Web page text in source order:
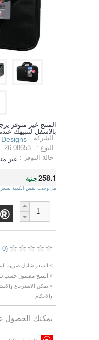
المنتج غير متوفر
بالاسفل لتنبيهك
الشركة :
النوع :
26-08653
حالة التوفر : غير
258.1جنية
هل وجدت نفس الكمية
(0 التقييمات)
> السعر شامل ضريبة
> المنتج مضمون حسب
والاحكام
يمكنك الحصول